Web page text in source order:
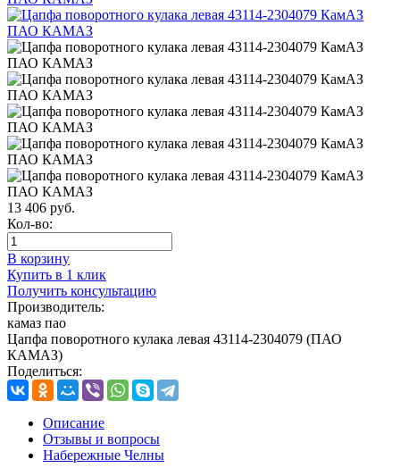
13 406 руб.
Кол-во:
В корзину
Купить в 1 клик
Получить консультацию
Производитель:
камаз пао
Цапфа поворотного кулака левая 43114-2304079 (ПАО
КАМАЗ)
Поделиться:
Описание
Отзывы и вопросы
Набережные Челны